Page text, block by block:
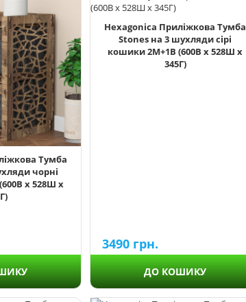
Тумба
чорні
х 528Ш х
Hexagonica Приліжкова Тумба
Stones на 3 шухляди сірі
кошики 2М+1В (600В х 528Ш х
345Г)
3490 грн.
ДО КОШИКУ